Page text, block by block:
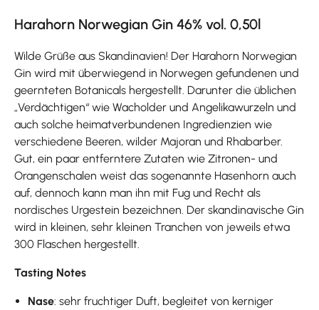
Harahorn Norwegian Gin 46% vol. 0,50l
Wilde Grüße aus Skandinavien! Der Harahorn Norwegian
Gin wird mit überwiegend in Norwegen gefundenen und
geernteten Botanicals hergestellt. Darunter die üblichen
„Verdächtigen“ wie Wacholder und Angelikawurzeln und
auch solche heimatverbundenen Ingredienzien wie
verschiedene Beeren, wilder Majoran und Rhabarber.
Gut, ein paar entferntere Zutaten wie Zitronen- und
Orangenschalen weist das sogenannte Hasenhorn auch
auf, dennoch kann man ihn mit Fug und Recht als
nordisches Urgestein bezeichnen. Der skandinavische Gin
wird in kleinen, sehr kleinen Tranchen von jeweils etwa
300 Flaschen hergestellt.
Tasting Notes
Nase: sehr fruchtiger Duft, begleitet von kerniger